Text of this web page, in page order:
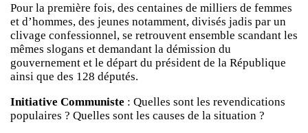
Pour la première fois, des centaines de milliers de femmes
et d’hommes, des jeunes notamment, divisés jadis par un
clivage confessionnel, se retrouvent ensemble scandant les
mêmes slogans et demandant la démission du
gouvernement et le départ du président de la République
ainsi que des 128 députés.
Initiative Communiste : Quelles sont les revendications
populaires ? Quelles sont les causes de la situation ?